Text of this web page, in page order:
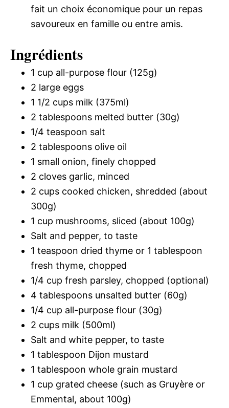
fait un choix économique pour un repas
savoureux en famille ou entre amis.
Ingrédients
1 cup all-purpose flour (125g)
2 large eggs
1 1/2 cups milk (375ml)
2 tablespoons melted butter (30g)
1/4 teaspoon salt
2 tablespoons olive oil
1 small onion, finely chopped
2 cloves garlic, minced
2 cups cooked chicken, shredded (about
300g)
1 cup mushrooms, sliced (about 100g)
Salt and pepper, to taste
1 teaspoon dried thyme or 1 tablespoon
fresh thyme, chopped
1/4 cup fresh parsley, chopped (optional)
4 tablespoons unsalted butter (60g)
1/4 cup all-purpose flour (30g)
2 cups milk (500ml)
Salt and white pepper, to taste
1 tablespoon Dijon mustard
1 tablespoon whole grain mustard
1 cup grated cheese (such as Gruyère or
Emmental, about 100g)